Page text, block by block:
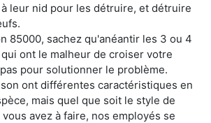
leur nid pour les détruire, et détruire
85000, sachez qu'anéantir les 3 ou 4
ont le malheur de croiser votre
pour solutionner le problème.
ont différentes caractéristiques en
mais quel que soit le style de
avez à faire, nos employés se